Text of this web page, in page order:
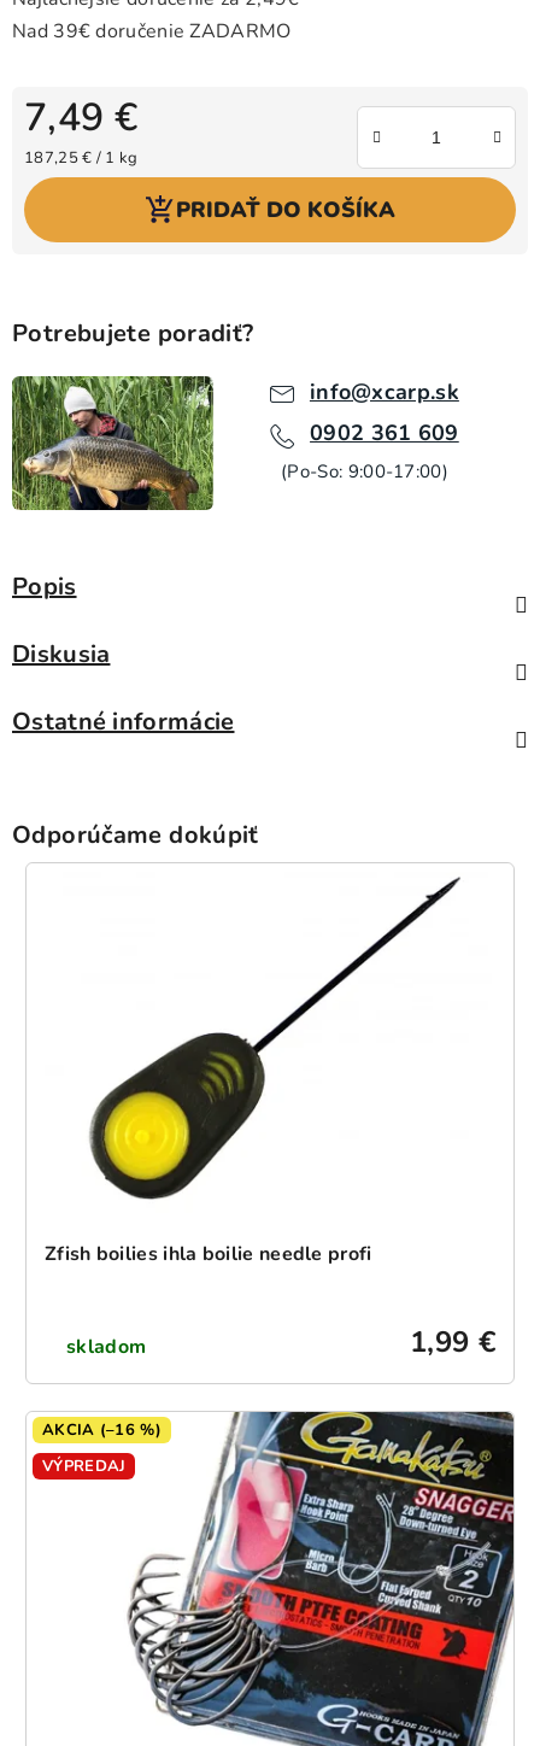
7,49 €
Jednotková cena:
187,25 € / 1 kg
PRIDAŤ DO KOŠÍKA
Potrebujete poradiť?
info@xcarp.sk
0902 361 609
(Po-So: 9:00-17:00)
Popis
Diskusia
Ostatné informácie
Odporúčame dokúpiť
Zfish boilies ihla boilie needle profi
skladom 1,99 €
AKCIA (–16 %)
VÝPREDAJ